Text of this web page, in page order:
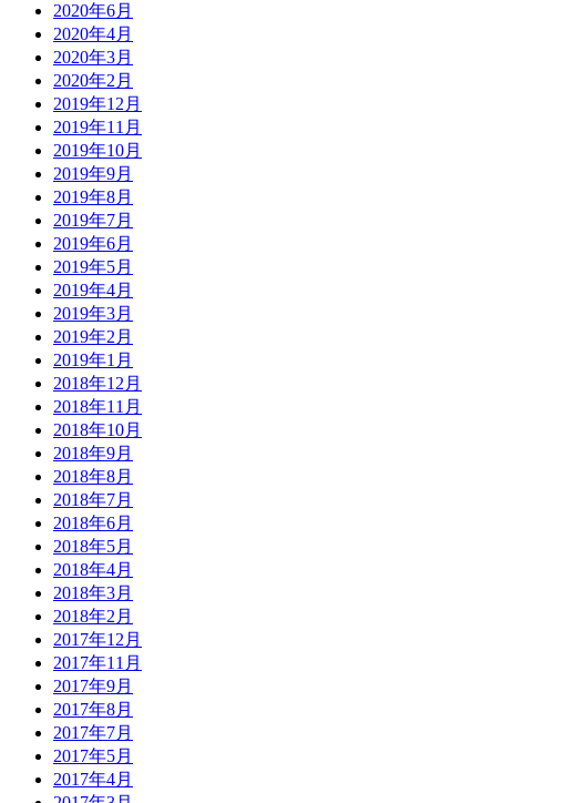
2020年6月
2020年4月
2020年3月
2020年2月
2019年12月
2019年11月
2019年10月
2019年9月
2019年8月
2019年7月
2019年6月
2019年5月
2019年4月
2019年3月
2019年2月
2019年1月
2018年12月
2018年11月
2018年10月
2018年9月
2018年8月
2018年7月
2018年6月
2018年5月
2018年4月
2018年3月
2018年2月
2017年12月
2017年11月
2017年9月
2017年8月
2017年7月
2017年5月
2017年4月